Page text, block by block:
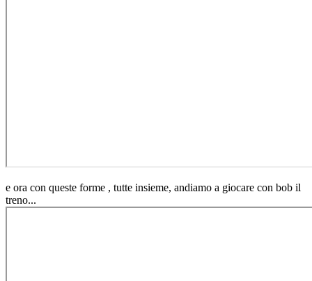
e ora con queste forme , tutte insieme, andiamo a giocare con bob il
treno...